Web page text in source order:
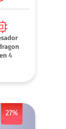
4
27%